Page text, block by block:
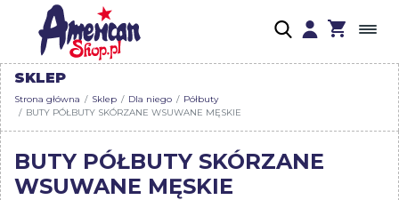
SKLEP
Strona główna Sklep Dla niego
Półbuty
BUTY PÓŁBUTY SKÓRZANE WSUWANE MĘSKIE
BUTY PÓŁBUTY SKÓRZANE
WSUWANE MĘSKIE